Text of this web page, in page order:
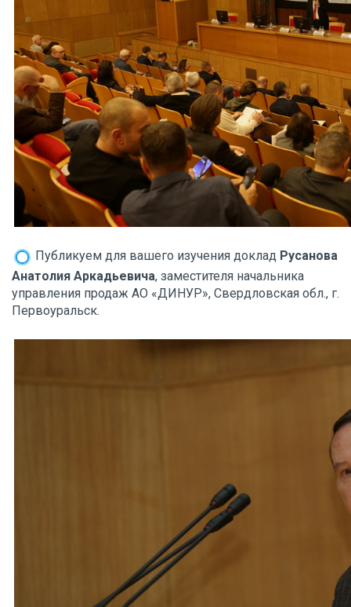
Публикуем для вашего изучения доклад Русанова
Анатолия Аркадьевича, заместителя начальника
управления продаж АО «ДИНУР», Свердловская обл., г.
Первоуральск.